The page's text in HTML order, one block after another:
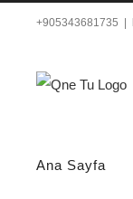
+905343681735
Ana Sayfa